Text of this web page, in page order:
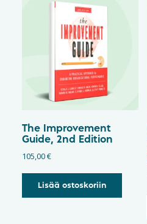
The Improvement
Guide, 2nd Edition
105,00€
Lisää ostoskoriin